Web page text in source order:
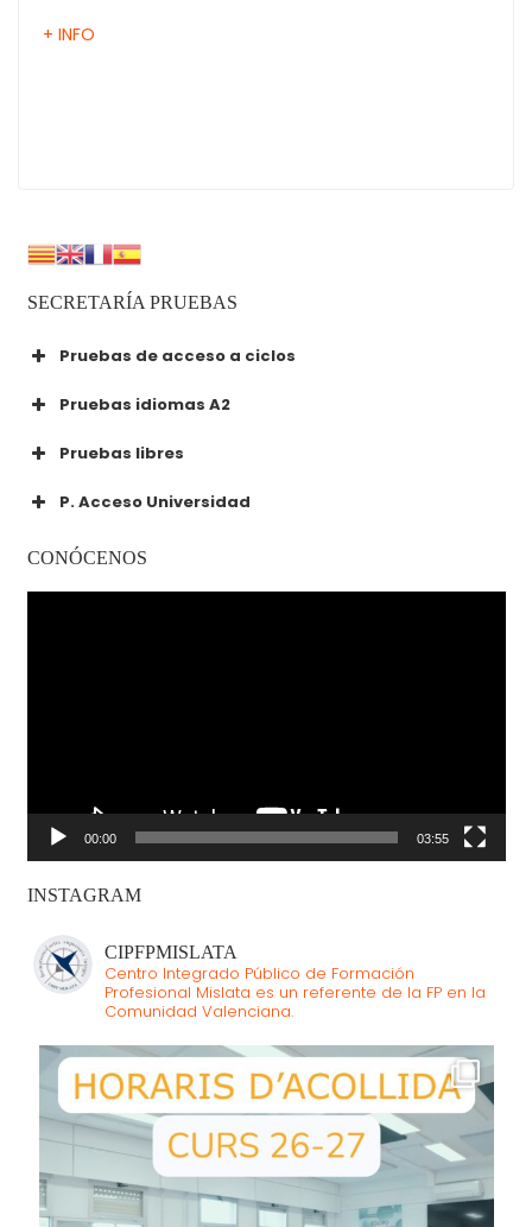
+ INFO
SECRETARÍA PRUEBAS
Pruebas de acceso a ciclos
Pruebas idiomas A2
Pruebas libres
P. Acceso Universidad
CONÓCENOS
00:00 03:55
INSTAGRAM
CIPFPMISLATA
Centro Integrado Público de Formación
Profesional Mislata es un referente de la FP en la
Comunidad Valenciana.